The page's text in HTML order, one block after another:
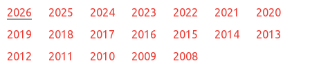
2026 2025 2024 2023 2022 2021
2020
2019
2018 2017 2016 2015 2014
2013
2012
2011 2010 2009 2008